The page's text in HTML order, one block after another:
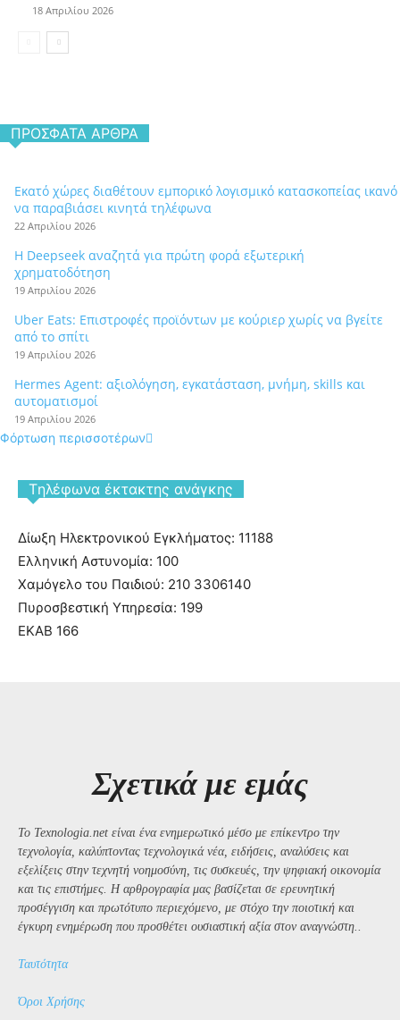
18 Απριλίου 2026
ΠΡΌΣΦΑΤΑ ΆΡΘΡΑ
Εκατό χώρες διαθέτουν εμπορικό λογισμικό κατασκοπείας ικανό
να παραβιάσει κινητά τηλέφωνα
22 Απριλίου 2026
Η Deepseek αναζητά για πρώτη φορά εξωτερική
χρηματοδότηση
19 Απριλίου 2026
Uber Eats: Επιστροφές προϊόντων με κούριερ χωρίς να βγείτε
από το σπίτι
19 Απριλίου 2026
Hermes Agent: αξιολόγηση, εγκατάσταση, μνήμη, skills και
αυτοματισμοί
19 Απριλίου 2026
Φόρτωση περισσοτέρων
Tηλέφωνα έκτακτης ανάγκης
Δίωξη Ηλεκτρονικού Εγκλήματος: 11188
Ελληνική Αστυνομία: 100
Χαμόγελο του Παιδιού: 210 3306140
Πυροσβεστική Υπηρεσία: 199
ΕΚΑΒ 166
Σχετικά με εμάς
Το Texnologia.net είναι ένα ενημερωτικό μέσο με επίκεντρο την
τεχνολογία, καλύπτοντας τεχνολογικά νέα, ειδήσεις, αναλύσεις και
εξελίξεις στην τεχνητή νοημοσύνη, τις συσκευές, την ψηφιακή οικονομία
και τις επιστήμες. Η αρθρογραφία μας βασίζεται σε ερευνητική
προσέγγιση και πρωτότυπο περιεχόμενο, με στόχο την ποιοτική και
έγκυρη ενημέρωση που προσθέτει ουσιαστική αξία στον αναγνώστη..
Ταυτότητα
Όροι Χρήσης